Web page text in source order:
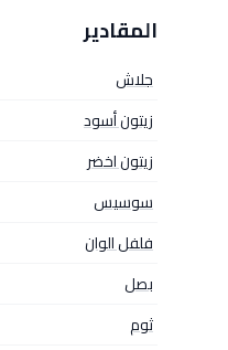
المقادير
جلاش
زيتون أسود
زيتون اخضر
سوسيس
فلفل الوان
بصل
ثوم